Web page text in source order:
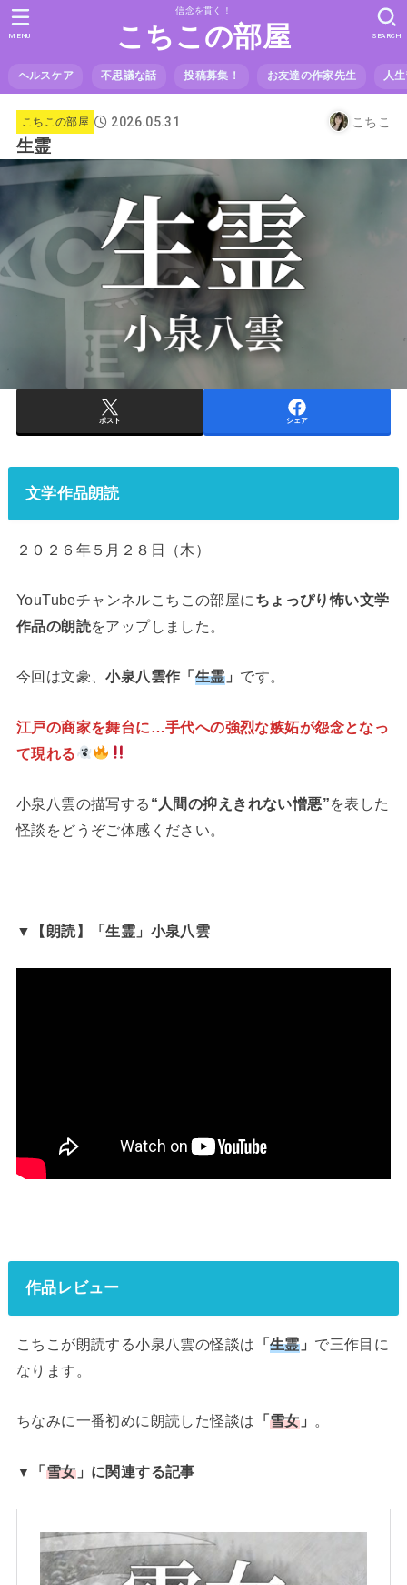
信念を貫く！
こちこの部屋
ヘルスケア 不思議な話 投稿募集！ お友達の作家先生 人
SEARCH
MENU
こちこの部屋 2026.05.31 こちこ
生霊
ポスト シェア
文学作品朗読
２０２６年５月２８日（木）
YouTubeチャンネルこちこの部屋に ちょっぴり怖い文学
作品の朗読をアップしました。
今回は文豪、小泉八雲作「 生霊」 です。
江戸の商家を舞台に…手代への強烈な嫉妬が怨念となっ
て現れる
小泉八雲の描写する “人間の抑えきれない憎悪”を表した
怪談をどうぞご体感ください。
▼【朗読】「生霊」小泉八雲
作品レビュー
こちこが朗読する小泉八雲の怪談は 「生霊」 で三作目に
なります。
ちなみに一番初めに朗読した怪談は 「雪女」 。
▼「雪女」に関連する記事